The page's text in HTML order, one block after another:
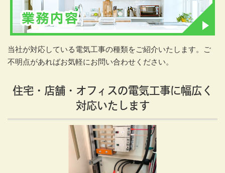
当社が対応している電気工事の種類をご紹介いたします。ご
不明点があればお気軽にお問い合わせください。
住宅・店舗・オフィスの電気工事に幅広く
対応いたします